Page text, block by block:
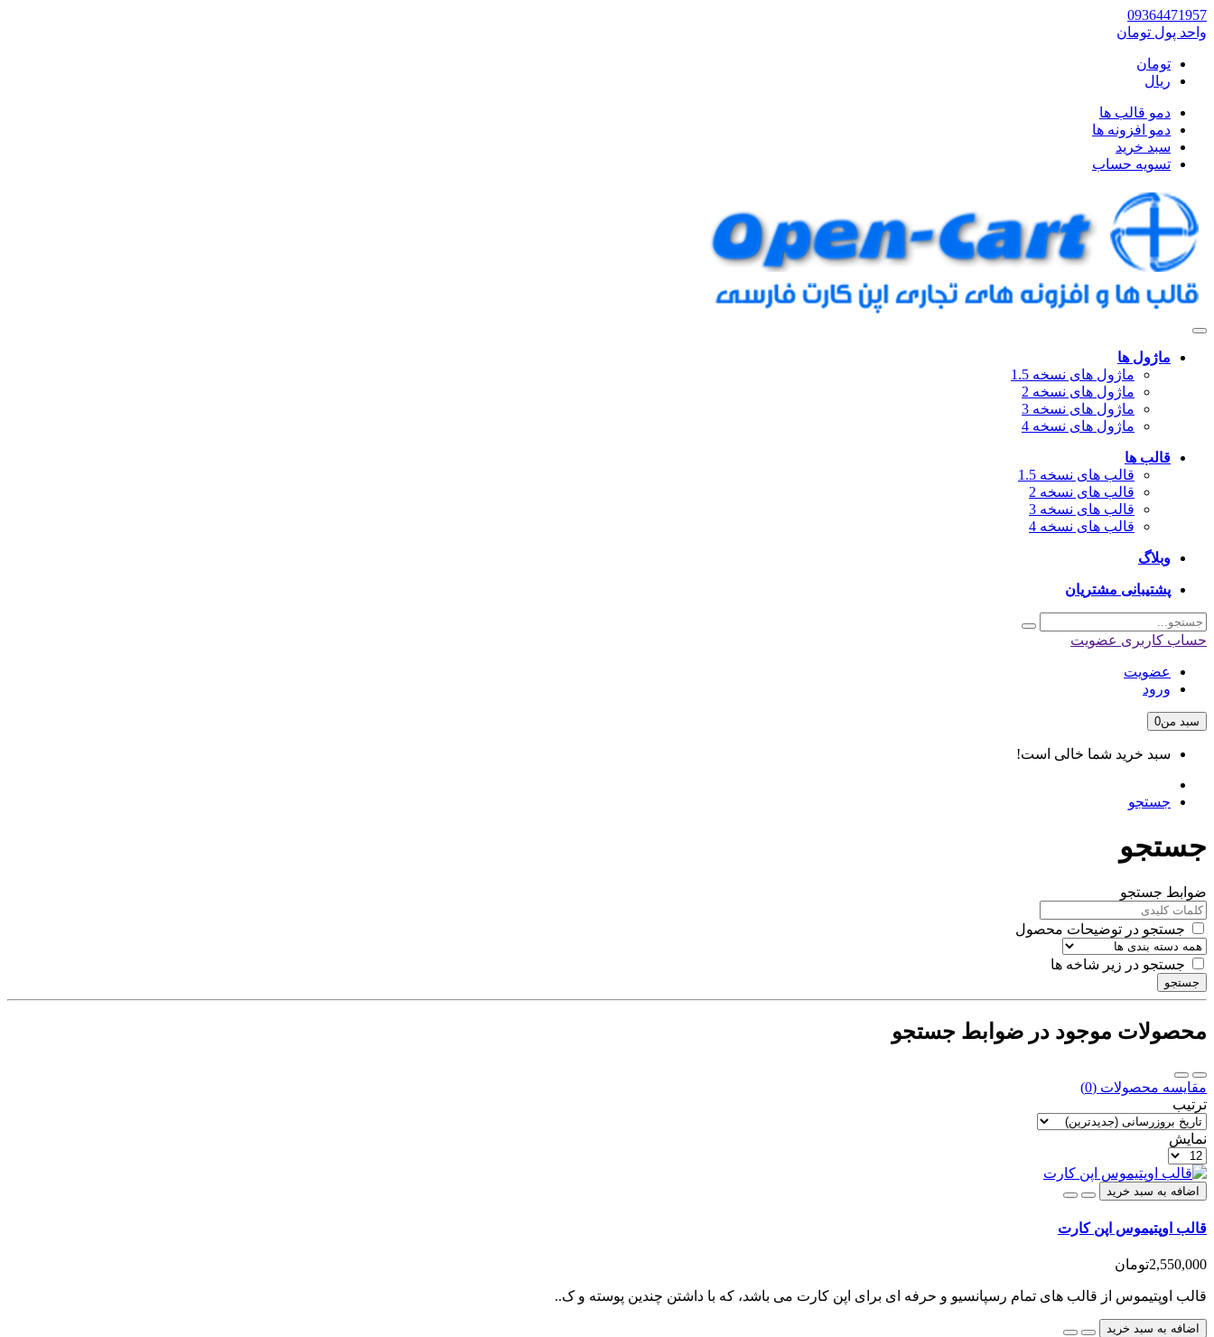
09364471957
واحد پول تومان
تومان
ریال
دمو قالب ها
دمو افزونه ها
سبد خرید
تسویه حساب
ماژول ها
ماژول های نسخه 1.5
ماژول های نسخه 2
ماژول های نسخه 3
ماژول های نسخه 4
قالب ها
قالب های نسخه 1.5
قالب های نسخه 2
قالب های نسخه 3
قالب های نسخه 4
وبلاگ
پشتیبانی مشتریان
حساب کاربری عضویت
عضویت
ورود
سبد من0
سبد خرید شما خالی است!
جستجو
جستجو
ضوابط جستجو
جستجو در توضیحات محصول
جستجو در زیر شاخه ها
جستجو
محصولات موجود در ضوابط جستجو
مقایسه محصولات (0)
ترتیب
نمایش
اضافه به سبد خرید
قالب اوپتیموس اپن کارت
2,550,000تومان
قالب اوپتیموس از قالب های تمام رسپانسیو و حرفه ای برای اپن کارت می باشد، که با داشتن چندین پوسته و ک..
اضافه به سبد خرید